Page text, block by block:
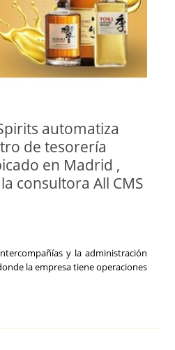
automatiza
de tesorería
en Madrid ,
consultora All CMS
y la administración
la empresa tiene operaciones